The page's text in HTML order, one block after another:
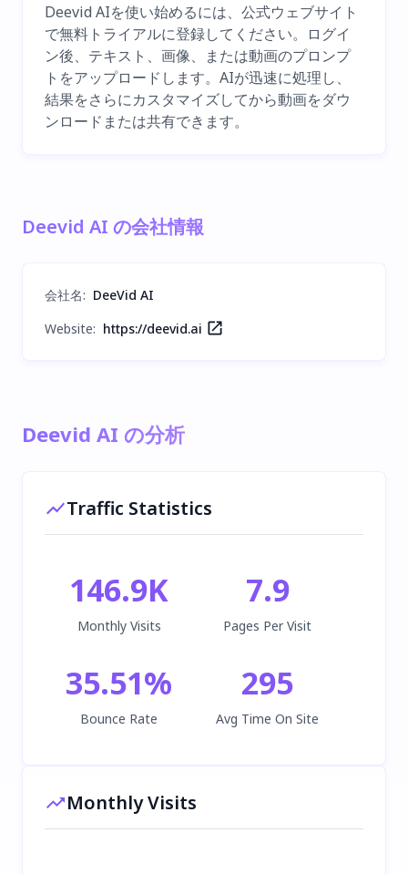
Deevid AIを使い始めるには、公式ウェブサイト
で無料トライアルに登録してください。ログイ
ン後、テキスト、画像、または動画のプロンプ
トをアップロードします。AIが迅速に処理し、
結果をさらにカスタマイズしてから動画をダウ
ンロードまたは共有できます。
Deevid AI の会社情報
会社名: DeeVid AI
Website: https://deevid.ai
Deevid AI の分析
Traffic Statistics
146.9K
Monthly Visits
7.9
Pages Per Visit
35.51%
Bounce Rate
295
Avg Time On Site
Monthly Visits